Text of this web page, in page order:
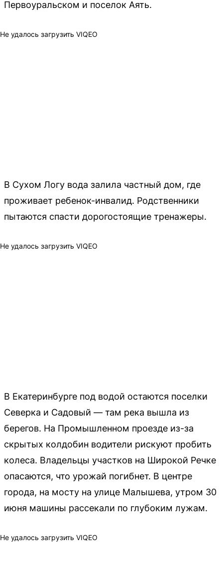
Первоуральском и поселок Аять.
Не удалось загрузить VIQEO
В Сухом Логу вода залила частный дом, где
проживает ребенок-инвалид. Родственники
пытаются спасти дорогостоящие тренажеры.
Не удалось загрузить VIQEO
В Екатеринбурге под водой остаются поселки
Северка и Садовый — там река вышла из
берегов. На Промышленном проезде из-за
скрытых колдобин водители рискуют пробить
колеса. Владельцы участков на Широкой Речке
опасаются, что урожай погибнет. В центре
города, на мосту на улице Малышева, утром 30
июня машины рассекали по глубоким лужам.
Не удалось загрузить VIQEO